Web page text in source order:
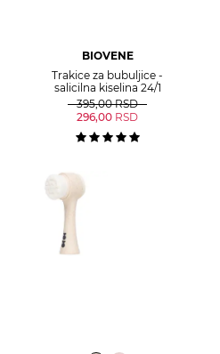
BIOVENE
Trakice za bubuljice -
salicilna kiselina 24/1
395,00 RSD
296,00 RSD